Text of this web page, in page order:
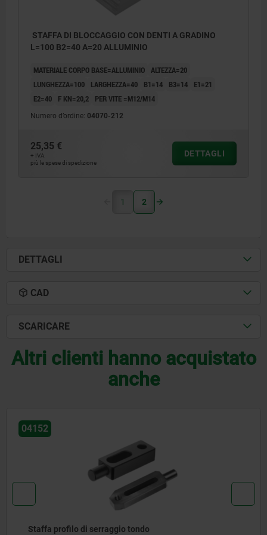
STAFFA DI BLOCCAGGIO CON DENTI A GRADINO
L=100 B2=40 A=20 ALLUMINIO
MATERIALE CORPO BASE=ALLUMINIO ALTEZZA=20
LUNGHEZZA=100
LARGHEZZA=40 B1=14 B3=14
E1=21
E2=40
F KN=20,2 PER VITE =M12/M14
Numero d’ordine: 04070-212
25,35 €
+ IVA
più le spese di spedizione
DETTAGLI
1 2
DETTAGLI
CAD
SCARICARE
Altri clienti hanno acquistato
anche
profilo di serraggio tondo